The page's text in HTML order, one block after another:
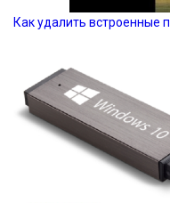
Как удалить встроенные